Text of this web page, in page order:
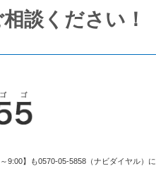
談ください！
9:00】も0570-05-5858（ナビダイヤル）に